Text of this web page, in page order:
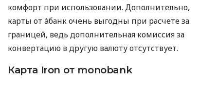
комфорт при использовании. Дополнительно,
карты от àбанк очень выгодны при расчете за
границей, ведь дополнительная комиссия за
конвертацию в другую валюту отсутствует.
Карта Iron от monobank